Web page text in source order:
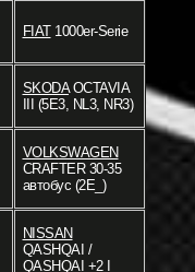
FIAT1000er-Serie
SKODAOCTAVIA
III (5E3, NL3, NR3)
VOLKSWAGEN
CRAFTER 30-35
автобус (2E_)
NISSAN
QASHQAI /
QASHQAI +2 I